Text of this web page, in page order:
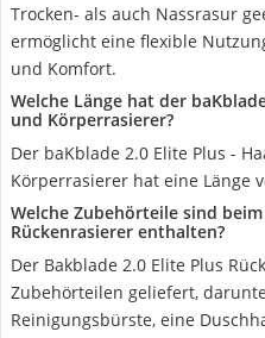
Trocken- als auch Nassrasur
ermöglicht eine flexible
und Komfort.
Welche Länge hat der
und Körperrasierer?
Der baKblade 2.0 Elite Plus -
Körperrasierer hat eine Länge
Welche Zubehörteile sind
Rückenrasierer enthalten?
Der Bakblade 2.0 Elite Plus
Zubehörteilen geliefert,
Reinigungsbürste, eine